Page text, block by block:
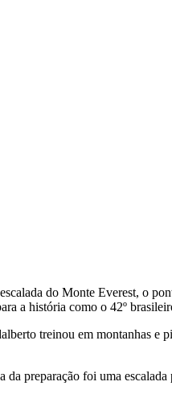
do Monte Everest, o
a história como o 42º
treinou em montanhas e
preparação foi uma